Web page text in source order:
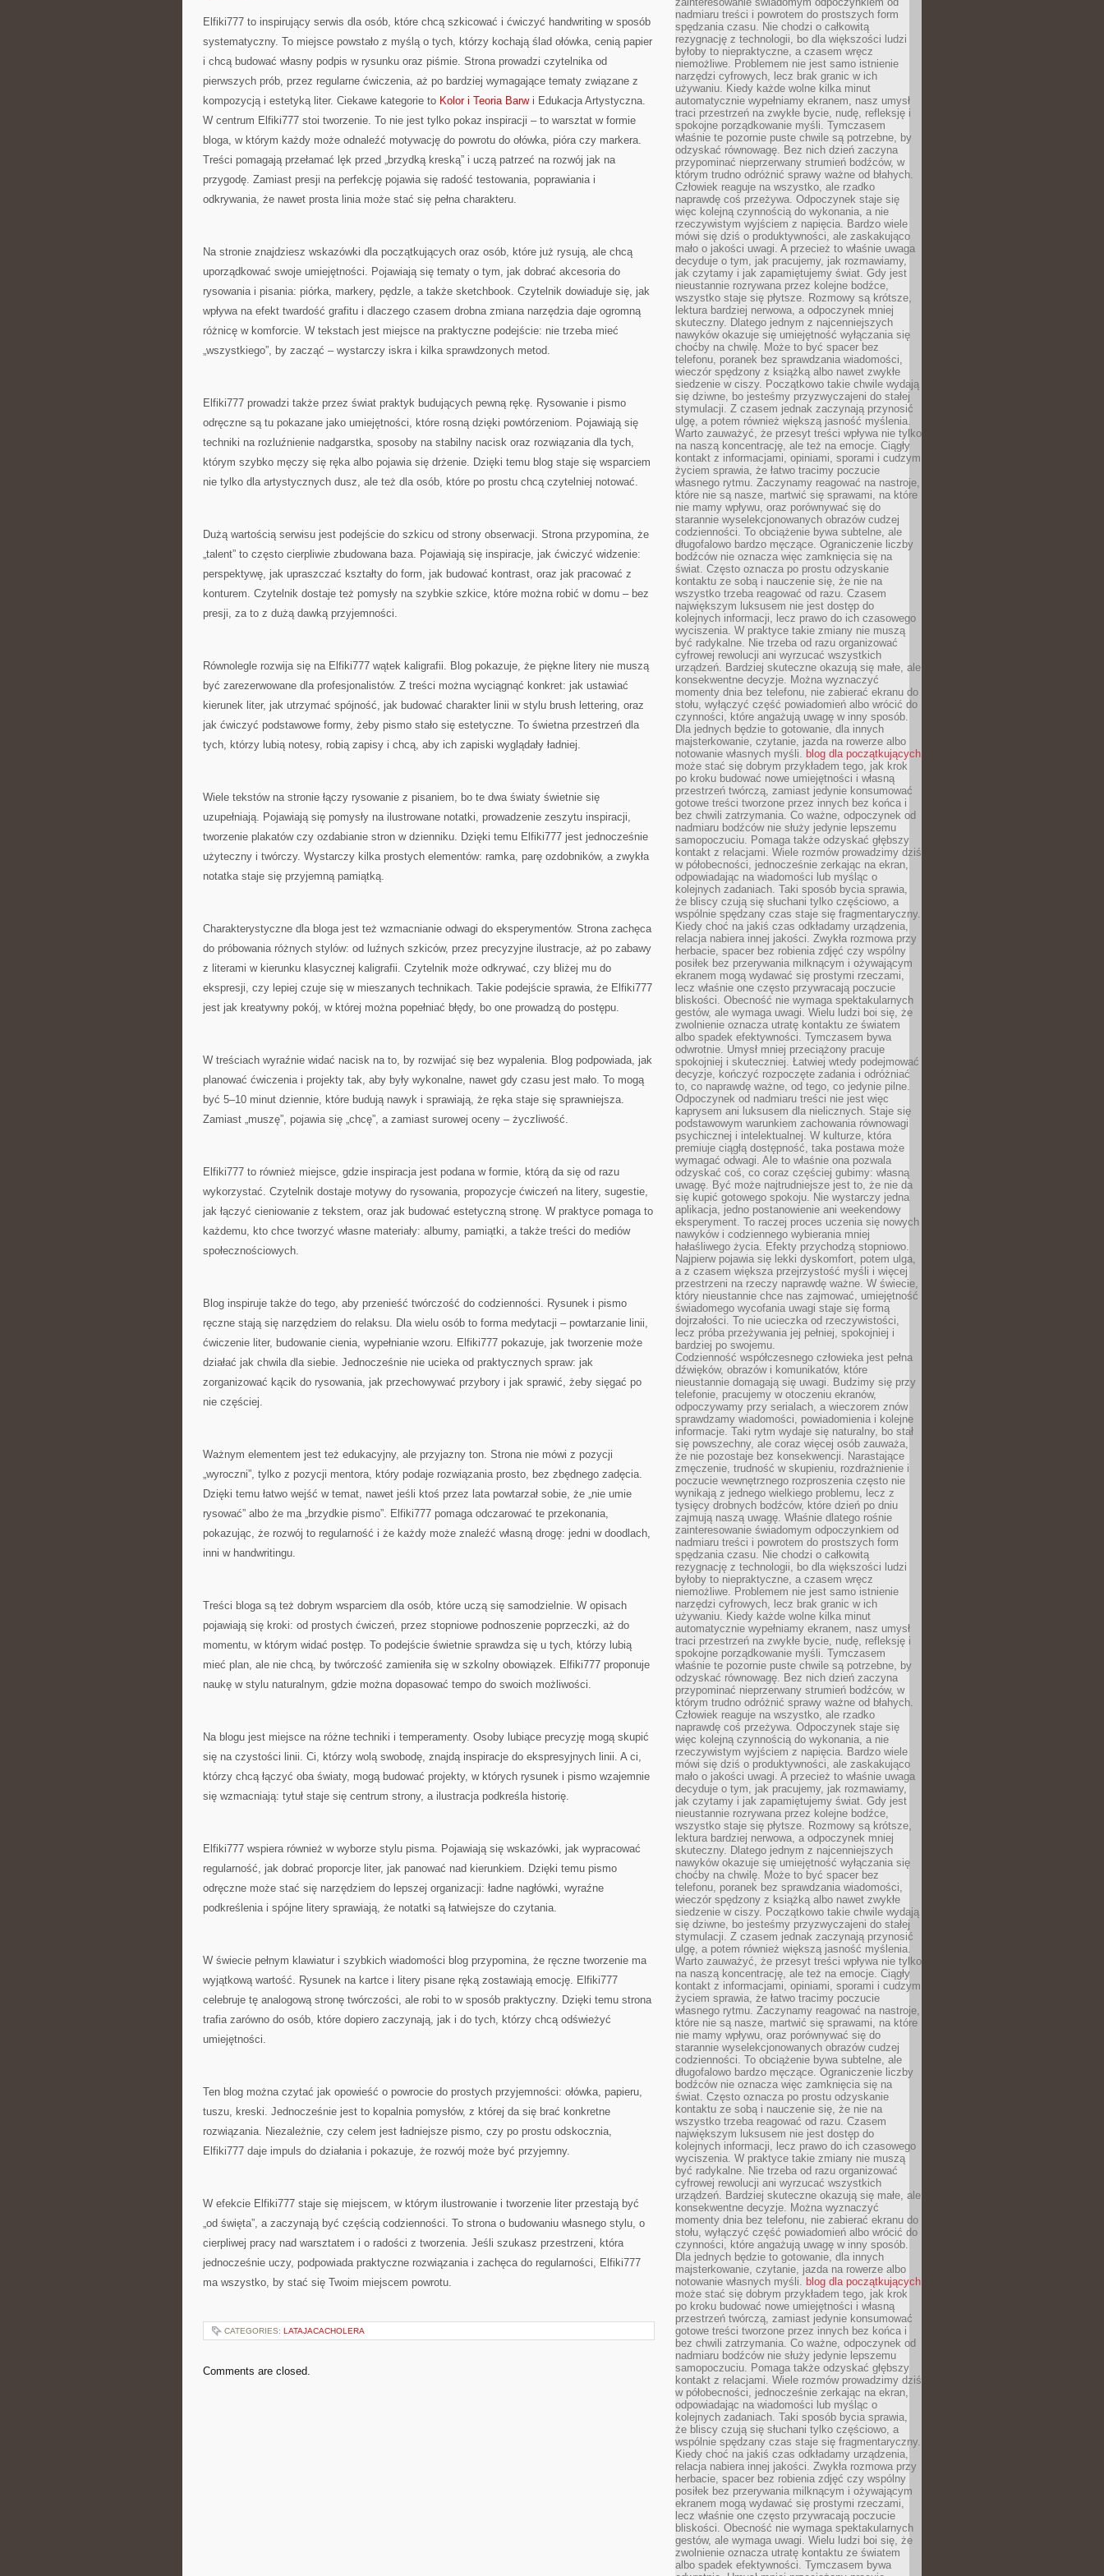
Elfiki777 to inspirujący serwis dla osób, które chcą szkicować i ćwiczyć handwriting w sposób
systematyczny. To miejsce powstało z myślą o tych, którzy kochają ślad ołówka, cenią papier
i chcą budować własny podpis w rysunku oraz piśmie. Strona prowadzi czytelnika od
pierwszych prób, przez regularne ćwiczenia, aż po bardziej wymagające tematy związane z
kompozycją i estetyką liter. Ciekawe kategorie to Kolor i Teoria Barwi Edukacja Artystyczna.
W centrum Elfiki777 stoi tworzenie. To nie jest tylko pokaz inspiracji – to warsztat w formie
bloga, w którym każdy może odnaleźć motywację do powrotu do ołówka, pióra czy markera.
Treści pomagają przełamać lęk przed „brzydką kreską” i uczą patrzeć na rozwój jak na
przygodę. Zamiast presji na perfekcję pojawia się radość testowania, poprawiania i
odkrywania, że nawet prosta linia może stać się pełna charakteru.
Na stronie znajdziesz wskazówki dla początkujących oraz osób, które już rysują, ale chcą
uporządkować swoje umiejętności. Pojawiają się tematy o tym, jak dobrać akcesoria do
rysowania i pisania: piórka, markery, pędzle, a także sketchbook. Czytelnik dowiaduje się, jak
wpływa na efekt twardość grafitu i dlaczego czasem drobna zmiana narzędzia daje ogromną
różnicę w komforcie. W tekstach jest miejsce na praktyczne podejście: nie trzeba mieć
„wszystkiego”, by zacząć – wystarczy iskra i kilka sprawdzonych metod.
Elfiki777 prowadzi także przez świat praktyk budujących pewną rękę. Rysowanie i pismo
odręczne są tu pokazane jako umiejętności, które rosną dzięki powtórzeniom. Pojawiają się
techniki na rozluźnienie nadgarstka, sposoby na stabilny nacisk oraz rozwiązania dla tych,
którym szybko męczy się ręka albo pojawia się drżenie. Dzięki temu blog staje się wsparciem
nie tylko dla artystycznych dusz, ale też dla osób, które po prostu chcą czytelniej notować.
Dużą wartością serwisu jest podejście do szkicu od strony obserwacji. Strona przypomina, że
„talent” to często cierpliwie zbudowana baza. Pojawiają się inspiracje, jak ćwiczyć widzenie:
perspektywę, jak upraszczać kształty do form, jak budować kontrast, oraz jak pracować z
konturem. Czytelnik dostaje też pomysły na szybkie szkice, które można robić w domu – bez
presji, za to z dużą dawką przyjemności.
Równolegle rozwija się na Elfiki777 wątek kaligrafii. Blog pokazuje, że piękne litery nie muszą
być zarezerwowane dla profesjonalistów. Z treści można wyciągnąć konkret: jak ustawiać
kierunek liter, jak utrzymać spójność, jak budować charakter linii w stylu brush lettering, oraz
jak ćwiczyć podstawowe formy, żeby pismo stało się estetyczne. To świetna przestrzeń dla
tych, którzy lubią notesy, robią zapisy i chcą, aby ich zapiski wyglądały ładniej.
Wiele tekstów na stronie łączy rysowanie z pisaniem, bo te dwa światy świetnie się
uzupełniają. Pojawiają się pomysły na ilustrowane notatki, prowadzenie zeszytu inspiracji,
tworzenie plakatów czy ozdabianie stron w dzienniku. Dzięki temu Elfiki777 jest jednocześnie
użyteczny i twórczy. Wystarczy kilka prostych elementów: ramka, parę ozdobników, a zwykła
notatka staje się przyjemną pamiątką.
Charakterystyczne dla bloga jest też wzmacnianie odwagi do eksperymentów. Strona zachęca
do próbowania różnych stylów: od luźnych szkiców, przez precyzyjne ilustracje, aż po zabawy
z literami w kierunku klasycznej kaligrafii. Czytelnik może odkrywać, czy bliżej mu do
ekspresji, czy lepiej czuje się w mieszanych technikach. Takie podejście sprawia, że Elfiki777
jest jak kreatywny pokój, w której można popełniać błędy, bo one prowadzą do postępu.
W treściach wyraźnie widać nacisk na to, by rozwijać się bez wypalenia. Blog podpowiada, jak
planować ćwiczenia i projekty tak, aby były wykonalne, nawet gdy czasu jest mało. To mogą
być 5–10 minut dziennie, które budują nawyk i sprawiają, że ręka staje się sprawniejsza.
Zamiast „muszę”, pojawia się „chcę”, a zamiast surowej oceny – życzliwość.
Elfiki777 to również miejsce, gdzie inspiracja jest podana w formie, którą da się od razu
wykorzystać. Czytelnik dostaje motywy do rysowania, propozycje ćwiczeń na litery, sugestie,
jak łączyć cieniowanie z tekstem, oraz jak budować estetyczną stronę. W praktyce pomaga to
każdemu, kto chce tworzyć własne materiały: albumy, pamiątki, a także treści do mediów
społecznościowych.
Blog inspiruje także do tego, aby przenieść twórczość do codzienności. Rysunek i pismo
ręczne stają się narzędziem do relaksu. Dla wielu osób to forma medytacji – powtarzanie linii,
ćwiczenie liter, budowanie cienia, wypełnianie wzoru. Elfiki777 pokazuje, jak tworzenie może
działać jak chwila dla siebie. Jednocześnie nie ucieka od praktycznych spraw: jak
zorganizować kącik do rysowania, jak przechowywać przybory i jak sprawić, żeby sięgać po
nie częściej.
Ważnym elementem jest też edukacyjny, ale przyjazny ton. Strona nie mówi z pozycji
„wyroczni”, tylko z pozycji mentora, który podaje rozwiązania prosto, bez zbędnego zadęcia.
Dzięki temu łatwo wejść w temat, nawet jeśli ktoś przez lata powtarzał sobie, że „nie umie
rysować” albo że ma „brzydkie pismo”. Elfiki777 pomaga odczarować te przekonania,
pokazując, że rozwój to regularność i że każdy może znaleźć własną drogę: jedni w doodlach,
inni w handwritingu.
Treści bloga są też dobrym wsparciem dla osób, które uczą się samodzielnie. W opisach
pojawiają się kroki: od prostych ćwiczeń, przez stopniowe podnoszenie poprzeczki, aż do
momentu, w którym widać postęp. To podejście świetnie sprawdza się u tych, którzy lubią
mieć plan, ale nie chcą, by twórczość zamieniła się w szkolny obowiązek. Elfiki777 proponuje
naukę w stylu naturalnym, gdzie można dopasować tempo do swoich możliwości.
Na blogu jest miejsce na różne techniki i temperamenty. Osoby lubiące precyzję mogą skupić
się na czystości linii. Ci, którzy wolą swobodę, znajdą inspiracje do ekspresyjnych linii. A ci,
którzy chcą łączyć oba światy, mogą budować projekty, w których rysunek i pismo wzajemnie
się wzmacniają: tytuł staje się centrum strony, a ilustracja podkreśla historię.
Elfiki777 wspiera również w wyborze stylu pisma. Pojawiają się wskazówki, jak wypracować
regularność, jak dobrać proporcje liter, jak panować nad kierunkiem. Dzięki temu pismo
odręczne może stać się narzędziem do lepszej organizacji: ładne nagłówki, wyraźne
podkreślenia i spójne litery sprawiają, że notatki są łatwiejsze do czytania.
W świecie pełnym klawiatur i szybkich wiadomości blog przypomina, że ręczne tworzenie ma
wyjątkową wartość. Rysunek na kartce i litery pisane ręką zostawiają emocję. Elfiki777
celebruje tę analogową stronę twórczości, ale robi to w sposób praktyczny. Dzięki temu strona
trafia zarówno do osób, które dopiero zaczynają, jak i do tych, którzy chcą odświeżyć
umiejętności.
Ten blog można czytać jak opowieść o powrocie do prostych przyjemności: ołówka, papieru,
tuszu, kreski. Jednocześnie jest to kopalnia pomysłów, z której da się brać konkretne
rozwiązania. Niezależnie, czy celem jest ładniejsze pismo, czy po prostu odskocznia,
Elfiki777 daje impuls do działania i pokazuje, że rozwój może być przyjemny.
W efekcie Elfiki777 staje się miejscem, w którym ilustrowanie i tworzenie liter przestają być
„od święta”, a zaczynają być częścią codzienności. To strona o budowaniu własnego stylu, o
cierpliwej pracy nad warsztatem i o radości z tworzenia. Jeśli szukasz przestrzeni, która
jednocześnie uczy, podpowiada praktyczne rozwiązania i zachęca do regularności, Elfiki777
ma wszystko, by stać się Twoim miejscem powrotu.
CATEGORIES: LATAJACACHOLERA
Comments are closed.
nadmiaru treści i powrotem do prostszych form
spędzania czasu. Nie chodzi o całkowitą
rezygnację z technologii, bo dla większości ludzi
byłoby to niepraktyczne, a czasem wręcz
niemożliwe. Problemem nie jest samo istnienie
narzędzi cyfrowych, lecz brak granic w ich
używaniu. Kiedy każde wolne kilka minut
automatycznie wypełniamy ekranem, nasz umysł
traci przestrzeń na zwykłe bycie, nudę, refleksję i
spokojne porządkowanie myśli. Tymczasem
właśnie te pozornie puste chwile są potrzebne, by
odzyskać równowagę. Bez nich dzień zaczyna
przypominać nieprzerwany strumień bodźców, w
którym trudno odróżnić sprawy ważne od błahych.
Człowiek reaguje na wszystko, ale rzadko
naprawdę coś przeżywa. Odpoczynek staje się
więc kolejną czynnością do wykonania, a nie
rzeczywistym wyjściem z napięcia. Bardzo wiele
mówi się dziś o produktywności, ale zaskakująco
mało o jakości uwagi. A przecież to właśnie uwaga
decyduje o tym, jak pracujemy, jak rozmawiamy,
jak czytamy i jak zapamiętujemy świat. Gdy jest
nieustannie rozrywana przez kolejne bodźce,
wszystko staje się płytsze. Rozmowy są krótsze,
lektura bardziej nerwowa, a odpoczynek mniej
skuteczny. Dlatego jednym z najcenniejszych
nawyków okazuje się umiejętność wyłączania się
choćby na chwilę. Może to być spacer bez
telefonu, poranek bez sprawdzania wiadomości,
wieczór spędzony z książką albo nawet zwykłe
siedzenie w ciszy. Początkowo takie chwile wydają
się dziwne, bo jesteśmy przyzwyczajeni do stałej
stymulacji. Z czasem jednak zaczynają przynosić
ulgę, a potem również większą jasność myślenia.
Warto zauważyć, że przesyt treści wpływa nie tylko
na naszą koncentrację, ale też na emocje. Ciągły
kontakt z informacjami, opiniami, sporami i cudzym
życiem sprawia, że łatwo tracimy poczucie
własnego rytmu. Zaczynamy reagować na nastroje,
które nie są nasze, martwić się sprawami, na które
nie mamy wpływu, oraz porównywać się do
starannie wyselekcjonowanych obrazów cudzej
codzienności. To obciążenie bywa subtelne, ale
długofalowo bardzo męczące. Ograniczenie liczby
bodźców nie oznacza więc zamknięcia się na
świat. Często oznacza po prostu odzyskanie
kontaktu ze sobą i nauczenie się, że nie na
wszystko trzeba reagować od razu. Czasem
największym luksusem nie jest dostęp do
kolejnych informacji, lecz prawo do ich czasowego
wyciszenia. W praktyce takie zmiany nie muszą
być radykalne. Nie trzeba od razu organizować
cyfrowej rewolucji ani wyrzucać wszystkich
urządzeń. Bardziej skuteczne okazują się małe, ale
konsekwentne decyzje. Można wyznaczyć
momenty dnia bez telefonu, nie zabierać ekranu do
stołu, wyłączyć część powiadomień albo wrócić do
czynności, które angażują uwagę w inny sposób.
Dla jednych będzie to gotowanie, dla innych
majsterkowanie, czytanie, jazda na rowerze albo
notowanie własnych myśli. blog dla początkujących
może stać się dobrym przykładem tego, jak krok
po kroku budować nowe umiejętności i własną
przestrzeń twórczą, zamiast jedynie konsumować
gotowe treści tworzone przez innych bez końca i
bez chwili zatrzymania. Co ważne, odpoczynek od
nadmiaru bodźców nie służy jedynie lepszemu
samopoczuciu. Pomaga także odzyskać głębszy
kontakt z relacjami. Wiele rozmów prowadzimy dziś
w półobecności, jednocześnie zerkając na ekran,
odpowiadając na wiadomości lub myśląc o
kolejnych zadaniach. Taki sposób bycia sprawia,
że bliscy czują się słuchani tylko częściowo, a
wspólnie spędzany czas staje się fragmentaryczny.
Kiedy choć na jakiś czas odkładamy urządzenia,
relacja nabiera innej jakości. Zwykła rozmowa przy
herbacie, spacer bez robienia zdjęć czy wspólny
posiłek bez przerywania milknącym i ożywającym
ekranem mogą wydawać się prostymi rzeczami,
lecz właśnie one często przywracają poczucie
bliskości. Obecność nie wymaga spektakularnych
gestów, ale wymaga uwagi. Wielu ludzi boi się, że
zwolnienie oznacza utratę kontaktu ze światem
albo spadek efektywności. Tymczasem bywa
odwrotnie. Umysł mniej przeciążony pracuje
spokojniej i skuteczniej. Łatwiej wtedy podejmować
decyzje, kończyć rozpoczęte zadania i odróżniać
to, co naprawdę ważne, od tego, co jedynie pilne.
Odpoczynek od nadmiaru treści nie jest więc
kaprysem ani luksusem dla nielicznych. Staje się
podstawowym warunkiem zachowania równowagi
psychicznej i intelektualnej. W kulturze, która
premiuje ciągłą dostępność, taka postawa może
wymagać odwagi. Ale to właśnie ona pozwala
odzyskać coś, co coraz częściej gubimy: własną
uwagę. Być może najtrudniejsze jest to, że nie da
się kupić gotowego spokoju. Nie wystarczy jedna
aplikacja, jedno postanowienie ani weekendowy
eksperyment. To raczej proces uczenia się nowych
nawyków i codziennego wybierania mniej
hałaśliwego życia. Efekty przychodzą stopniowo.
Najpierw pojawia się lekki dyskomfort, potem ulga,
a z czasem większa przejrzystość myśli i więcej
przestrzeni na rzeczy naprawdę ważne. W świecie,
który nieustannie chce nas zajmować, umiejętność
świadomego wycofania uwagi staje się formą
dojrzałości. To nie ucieczka od rzeczywistości,
lecz próba przeżywania jej pełniej, spokojniej i
bardziej po swojemu.
Codzienność współczesnego człowieka jest pełna
dźwięków, obrazów i komunikatów, które
nieustannie domagają się uwagi. Budzimy się przy
telefonie, pracujemy w otoczeniu ekranów,
odpoczywamy przy serialach, a wieczorem znów
sprawdzamy wiadomości, powiadomienia i kolejne
informacje. Taki rytm wydaje się naturalny, bo stał
się powszechny, ale coraz więcej osób zauważa,
że nie pozostaje bez konsekwencji. Narastające
zmęczenie, trudność w skupieniu, rozdrażnienie i
poczucie wewnętrznego rozproszenia często nie
wynikają z jednego wielkiego problemu, lecz z
tysięcy drobnych bodźców, które dzień po dniu
zajmują naszą uwagę. Właśnie dlatego rośnie
zainteresowanie świadomym odpoczynkiem od
nadmiaru treści i powrotem do prostszych form
spędzania czasu. Nie chodzi o całkowitą
rezygnację z technologii, bo dla większości ludzi
byłoby to niepraktyczne, a czasem wręcz
niemożliwe. Problemem nie jest samo istnienie
narzędzi cyfrowych, lecz brak granic w ich
używaniu. Kiedy każde wolne kilka minut
automatycznie wypełniamy ekranem, nasz umysł
traci przestrzeń na zwykłe bycie, nudę, refleksję i
spokojne porządkowanie myśli. Tymczasem
właśnie te pozornie puste chwile są potrzebne, by
odzyskać równowagę. Bez nich dzień zaczyna
przypominać nieprzerwany strumień bodźców, w
którym trudno odróżnić sprawy ważne od błahych.
Człowiek reaguje na wszystko, ale rzadko
naprawdę coś przeżywa. Odpoczynek staje się
więc kolejną czynnością do wykonania, a nie
rzeczywistym wyjściem z napięcia. Bardzo wiele
mówi się dziś o produktywności, ale zaskakująco
mało o jakości uwagi. A przecież to właśnie uwaga
decyduje o tym, jak pracujemy, jak rozmawiamy,
jak czytamy i jak zapamiętujemy świat. Gdy jest
nieustannie rozrywana przez kolejne bodźce,
wszystko staje się płytsze. Rozmowy są krótsze,
lektura bardziej nerwowa, a odpoczynek mniej
skuteczny. Dlatego jednym z najcenniejszych
nawyków okazuje się umiejętność wyłączania się
choćby na chwilę. Może to być spacer bez
telefonu, poranek bez sprawdzania wiadomości,
wieczór spędzony z książką albo nawet zwykłe
siedzenie w ciszy. Początkowo takie chwile wydają
się dziwne, bo jesteśmy przyzwyczajeni do stałej
stymulacji. Z czasem jednak zaczynają przynosić
ulgę, a potem również większą jasność myślenia.
Warto zauważyć, że przesyt treści wpływa nie tylko
na naszą koncentrację, ale też na emocje. Ciągły
kontakt z informacjami, opiniami, sporami i cudzym
życiem sprawia, że łatwo tracimy poczucie
własnego rytmu. Zaczynamy reagować na nastroje,
które nie są nasze, martwić się sprawami, na które
nie mamy wpływu, oraz porównywać się do
starannie wyselekcjonowanych obrazów cudzej
codzienności. To obciążenie bywa subtelne, ale
długofalowo bardzo męczące. Ograniczenie liczby
bodźców nie oznacza więc zamknięcia się na
świat. Często oznacza po prostu odzyskanie
kontaktu ze sobą i nauczenie się, że nie na
wszystko trzeba reagować od razu. Czasem
największym luksusem nie jest dostęp do
kolejnych informacji, lecz prawo do ich czasowego
wyciszenia. W praktyce takie zmiany nie muszą
być radykalne. Nie trzeba od razu organizować
cyfrowej rewolucji ani wyrzucać wszystkich
urządzeń. Bardziej skuteczne okazują się małe, ale
konsekwentne decyzje. Można wyznaczyć
momenty dnia bez telefonu, nie zabierać ekranu do
stołu, wyłączyć część powiadomień albo wrócić do
czynności, które angażują uwagę w inny sposób.
Dla jednych będzie to gotowanie, dla innych
majsterkowanie, czytanie, jazda na rowerze albo
notowanie własnych myśli. blog dla początkujących
może stać się dobrym przykładem tego, jak krok
po kroku budować nowe umiejętności i własną
przestrzeń twórczą, zamiast jedynie konsumować
gotowe treści tworzone przez innych bez końca i
bez chwili zatrzymania. Co ważne, odpoczynek od
nadmiaru bodźców nie służy jedynie lepszemu
samopoczuciu. Pomaga także odzyskać głębszy
kontakt z relacjami. Wiele rozmów prowadzimy dziś
w półobecności, jednocześnie zerkając na ekran,
odpowiadając na wiadomości lub myśląc o
kolejnych zadaniach. Taki sposób bycia sprawia,
że bliscy czują się słuchani tylko częściowo, a
wspólnie spędzany czas staje się fragmentaryczny.
Kiedy choć na jakiś czas odkładamy urządzenia,
relacja nabiera innej jakości. Zwykła rozmowa przy
herbacie, spacer bez robienia zdjęć czy wspólny
posiłek bez przerywania milknącym i ożywającym
ekranem mogą wydawać się prostymi rzeczami,
lecz właśnie one często przywracają poczucie
bliskości. Obecność nie wymaga spektakularnych
gestów, ale wymaga uwagi. Wielu ludzi boi się, że
zwolnienie oznacza utratę kontaktu ze światem
albo spadek efektywności. Tymczasem bywa